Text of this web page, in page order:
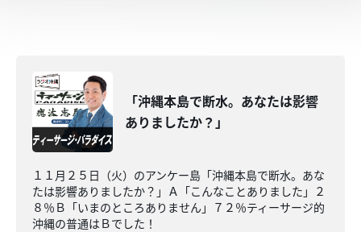
「沖縄本島で断水。あなたは影響
ありましたか？」
１１月２５日（火）のアンケー島「沖縄本島で断水。あな
たは影響ありましたか？」Ａ「こんなことありました」２
８％Ｂ「いまのところありません」７２％ティーサージ的
沖縄の普通はＢでした！